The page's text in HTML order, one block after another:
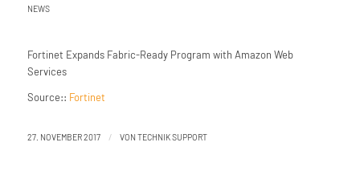
NEWS
Fortinet Expands Fabric-Ready Program with Amazon Web
Services
Source:: Fortinet
27. NOVEMBER 2017 / VON TECHNIK SUPPORT